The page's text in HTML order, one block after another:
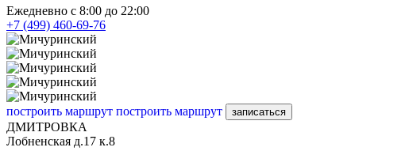
Ежедневно с 8:00 до 22:00
+7 (499) 460-69-76
построить маршрут построить маршрут записаться
ДМИТРОВКА
Лобненская д.17 к.8